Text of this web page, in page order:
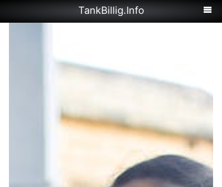
TankBillig.Info